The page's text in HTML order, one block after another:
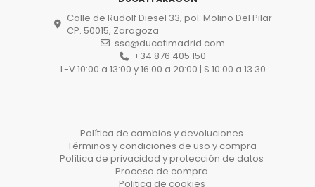
Calle de Rudolf Diesel 33, pol. Molino Del Pilar
CP. 50015, Zaragoza
ssc@ducatimadrid.com
+34 876 405 150
L-V 10:00 a 13:00 y 16:00 a 20:00 | S 10:00 a 13.30
Política de cambios y devoluciones
Términos y condiciones de uso y compra
Política de privacidad y protección de datos
Proceso de compra
Politica de cookies